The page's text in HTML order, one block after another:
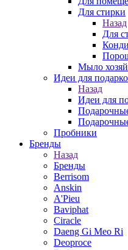
Для стирки
Назад
Для
Мыло
Идеи для
Назад
Идеи для
Пробники
Бренды
Назад
Бренды
Berrisom
Anskin
A'Pieu
Baviphat
Ciracle
Daeng Gi Meo Ri
Deoproce